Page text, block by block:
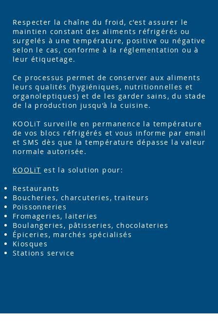
Respecter la chaîne du froid, c’est assurer le
maintien constant des aliments réfrigérés ou
surgelés à une température, positive ou négative
selon le cas, conforme à la réglementation ou à
leur étiquetage.
Ce processus permet de conserver aux aliments
leurs qualités (hygiéniques, nutritionnelles et
organoleptiques) et de les garder sains, du stade
de la production jusqu’à la cuisine.
KOOLiT surveille en permanence la température
de vos blocs réfrigérés et vous informe par email
et SMS dès que la température dépasse la valeur
normale autorisée.
KOOLiT est la solution pour:
Restaurants
Boucheries, charcuteries, traiteurs
Poissonneries
Fromageries, laiteries
Boulangeries, pâtisseries, chocolateries
Épiceries, marchés spécialisés
Kiosques
Stations service